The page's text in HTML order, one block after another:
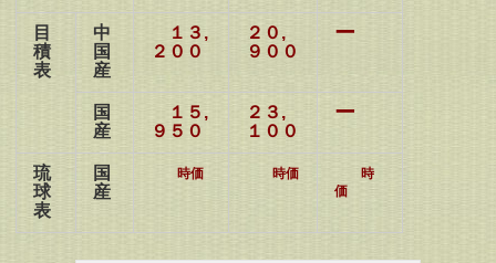
目
積
表
中
国
産
１３,
２００
２０,
９００
ー
国
産
１５,
９５０
２３,
１００
ー
琉
球
表
国
産
時価 時価
時
価